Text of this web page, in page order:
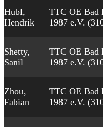
Hubl,
Hendrik
TTC OE Bad
1987 e.V.
Shetty,
Sanil
TTC OE Bad
1987 e.V.
Zhou,
Fabian
TTC OE Bad
1987 e.V.